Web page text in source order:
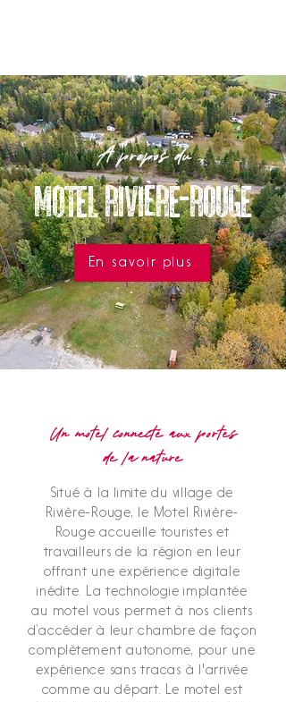
À propos du
MOTEL RIVIÈRE-ROUGE
En savoir plus
Un motel connecté aux portes
de la nature
Situé à la limite du village de
Rivière-Rouge, le Motel Rivière-
Rouge accueille touristes et
travailleurs de la région en leur
offrant une expérience digitale
inédite. La technologie implantée
au motel vous permet à nos clients
d’accéder à leur chambre de façon
complètement autonome, pour une
expérience sans tracas à l'arrivée
comme au départ. Le motel est